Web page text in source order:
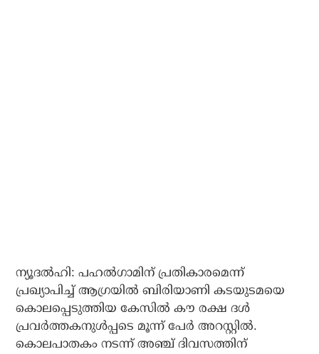
ന്യൂദല്‍ഹി: പഹല്‍ഗാമിന് പ്രതികാരമെന്ന്
പ്രഖ്യാപിച്ച് ആഗ്രയില്‍ ബിരിയാണി കടയുടമയെ
കൊലപ്പെടുത്തിയ കേസില്‍ കൗ രക്ഷ ദള്‍
പ്രവര്‍ത്തകനുള്‍പ്പടെ മൂന്ന് പേര്‍ അറസ്റ്റില്‍.
കൊലപാതകം നടന്ന് അഞ്ച് ദിവസത്തിന്